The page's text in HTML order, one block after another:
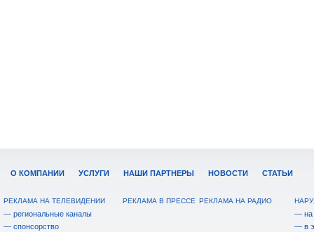
О КОМПАНИИ УСЛУГИ НАШИ ПАРТНЕРЫ НОВОСТИ СТАТЬИ
РЕКЛАМА НА ТЕЛЕВИДЕНИИ
— региональные каналы
— спонсорство
РЕКЛАМА В ПРЕССЕ РЕКЛАМА НА РАДИО
— на
— в